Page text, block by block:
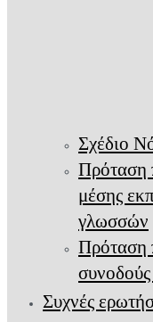
Σχέδιο
Πρόταση
μέσης
γλωσσών
Πρόταση
Συχνές